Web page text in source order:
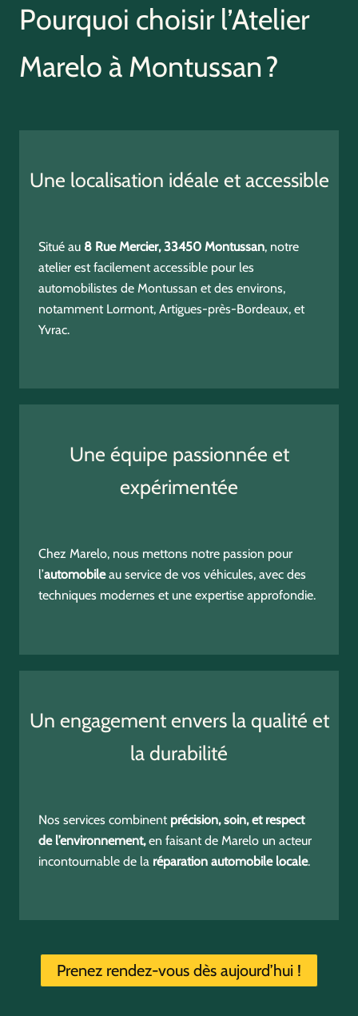
Pourquoi choisir l’Atelier
Marelo à Montussan ?
Une localisation idéale et accessible
Situé au 8 Rue Mercier, 33450 Montussan, notre
atelier est facilement accessible pour les
automobilistes de Montussan et des environs,
notamment Lormont, Artigues-près-Bordeaux, et
Yvrac.
Une équipe passionnée et
expérimentée
Chez Marelo, nous mettons notre passion pour
l’automobileau service de vos véhicules, avec des
techniques modernes et une expertise approfondie.
Un engagement envers la qualité et
la durabilité
Nos services combinent précision, soin, et respect
de l’environnement,en faisant de Marelo un acteur
incontournable de la réparation automobile locale.
Prenez rendez-vous dès aujourd’hui !